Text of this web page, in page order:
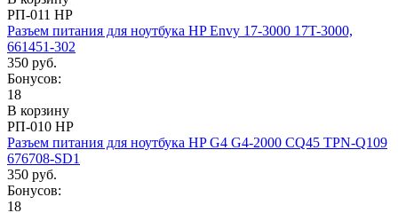
РП-011 HP
Разъем питания для ноутбука HP Envy 17-3000 17T-3000,
661451-302
350 руб.
Бонусов:
18
В корзину
РП-010 HP
Разъем питания для ноутбука HP G4 G4-2000 CQ45 TPN-Q109
676708-SD1
350 руб.
Бонусов:
18